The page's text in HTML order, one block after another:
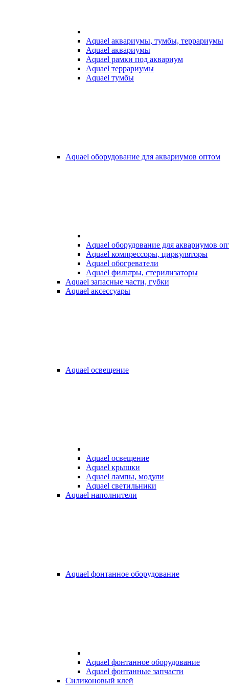
Aquael аквариумы, тумбы, террариумы
Aquael аквариумы
Aquael рамки под аквариум
Aquael террариумы
Aquael тумбы
Aquael оборудование для аквариумов оптом
Aquael оборудование для аквариумов
Aquael компрессоры, циркуляторы
Aquael обогреватели
Aquael фильтры, стерилизаторы
Aquael запасные части, губки
Aquael аксессуары
Aquael освещение
Aquael освещение
Aquael крышки
Aquael лампы, модули
Aquael светильники
Aquael наполнители
Aquael фонтанное оборудование
Aquael фонтанное оборудование
Aquael фонтанные запчасти
Силиконовый клей